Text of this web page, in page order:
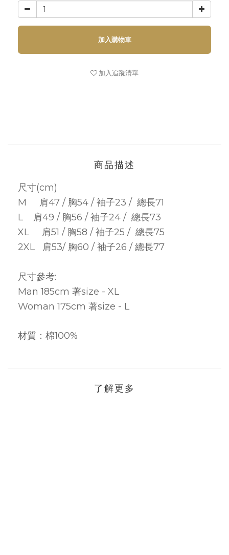
加入購物車
加入追蹤清單
商品描述
尺寸(cm)
M 肩47 / 胸54 / 袖子23 / 總長71
L 肩49 / 胸56 / 袖子24 / 總長73
XL 肩51 / 胸58 / 袖子25 / 總長75
2XL 肩53/ 胸60 / 袖子26 / 總長77
尺寸參考:
Man 185cm 著size - XL
Woman 175cm 著size - L
材質：棉100%
了解更多